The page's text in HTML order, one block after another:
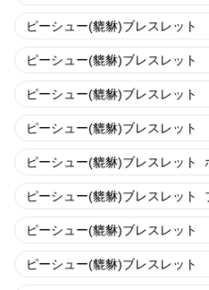
ピーシュー(貔貅)ブレスレット
ピーシュー(貔貅)ブレスレット
ピーシュー(貔貅)ブレスレット
ピーシュー(貔貅)ブレスレット
ピーシュー(貔貅)ブレスレット
ピーシュー(貔貅)ブレスレット
ピーシュー(貔貅)ブレスレット
ピーシュー(貔貅)ブレスレット